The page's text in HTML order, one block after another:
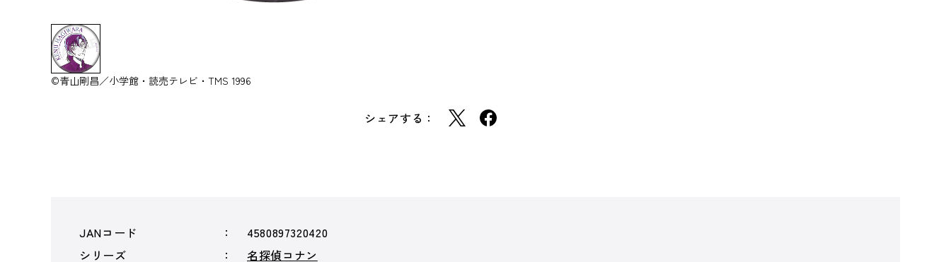
©青山剛昌／小学館・読売テレビ・TMS 1996
シェアする：
JANコード
4580897320420
シリーズ
名探偵コナン